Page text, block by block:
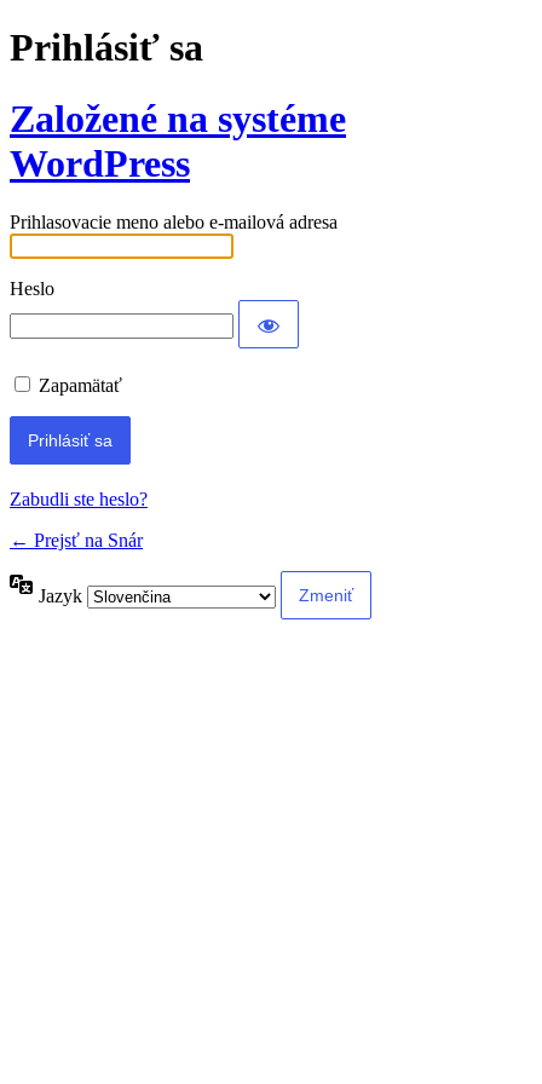
Prihlásiť sa
Založené na systéme
WordPress
Prihlasovacie meno alebo e-mailová adresa
Heslo
Zapamätať
Zabudli ste heslo?
← Prejsť na Snár
Jazyk